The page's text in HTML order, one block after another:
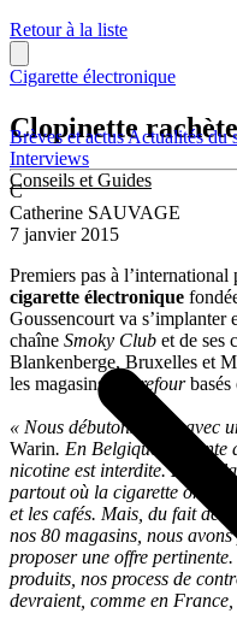
Brèves et actusActualités du
Interviews
Conseils et Guides
Retour à la liste
Cigarette électronique
Clopinette
C
Catherine SAUVAGE
7 janvier 2015
Premiers pas à l’international
cigarette électronique
Goussencourt va s’implanter
chaîne Smoky Club et de ses
Blankenberge, Bruxelles et
les magasins
Carrefourbasés
« Nous débutons 2015 avec
Warin. En Belgique, la vente
nicotine est interdite. Les
partout où la cigarette
et les cafés. Mais, du fait de
nos 80 magasins, nous
proposer une offre
produits, nos process de
devraient, comme en